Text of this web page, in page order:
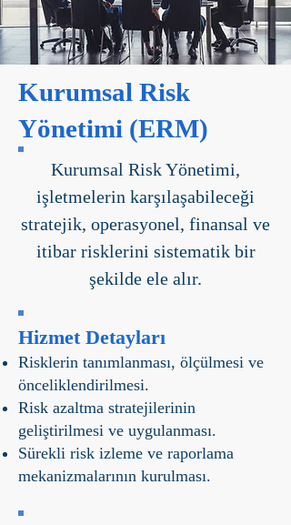
Kurumsal Risk
Yönetimi (ERM)
Kurumsal Risk Yönetimi,
işletmelerin karşılaşabileceği
stratejik, operasyonel, finansal ve
itibar risklerini sistematik bir
şekilde ele alır.
Hizmet Detayları
Risklerin tanımlanması, ölçülmesi ve
önceliklendirilmesi.
Risk azaltma stratejilerinin
geliştirilmesi ve uygulanması.
Sürekli risk izleme ve raporlama
mekanizmalarının kurulması.